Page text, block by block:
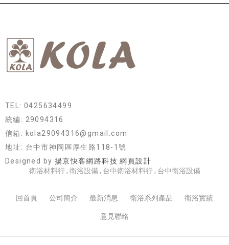
TEL: 0425634499
統編: 29094316
信箱: kola29094316@gmail.com
地址: 台中市神岡區厚生路118-1號
Designed by 揚京快客網路科技 網頁設計
衛浴材料行 衛浴設備 台中衛浴材料行 台中衛浴設備
回首頁 公司簡介 最新消息 衛浴系列產品 衛浴實績
意見聯絡